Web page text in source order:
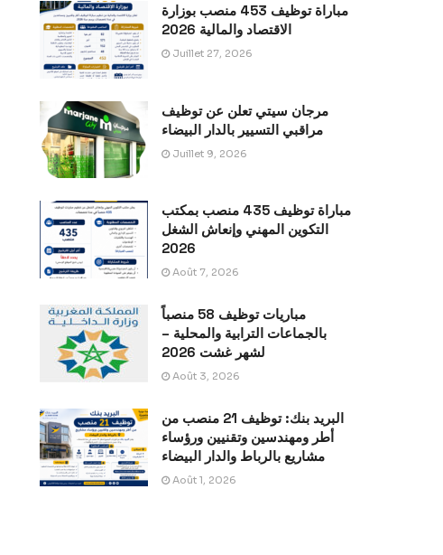
مباراة توظيف 453 منصب بوزارة
الاقتصاد والمالية 2026
Juillet 27, 2026
مرجان سيتي تعلن عن توظيف
مراقبي التسيير بالدار البيضاء
Juillet 9, 2026
مباراة توظيف 435 منصب بمكتب
التكوين المهني وإنعاش الشغل
2026
Août 7, 2026
مباريات توظيف 58 منصباً
بالجماعات الترابية والمحلية –
لشهر غشت 2026
Août 3, 2026
البريد بنك: توظيف 21 منصب من
أطر ومهندسين وتقنيين ورؤساء
مشاريع بالرباط والدار البيضاء
Août 1, 2026